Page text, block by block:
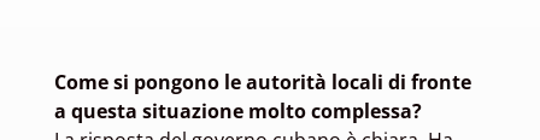
Come si pongono le autorità locali di fronte
a questa situazione molto complessa?